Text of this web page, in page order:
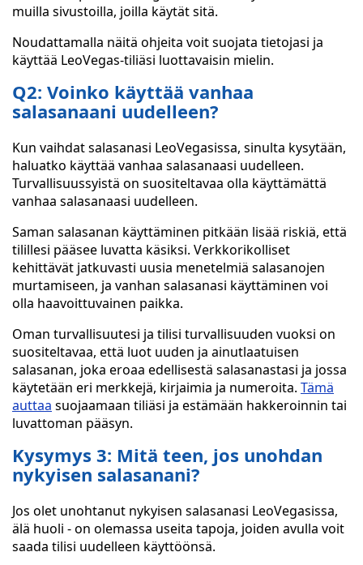
muilla sivustoilla, joilla käytät sitä.
Noudattamalla näitä ohjeita voit suojata tietojasi ja
käyttää LeoVegas-tiliäsi luottavaisin mielin.
Q2: Voinko käyttää vanhaa
salasanaani uudelleen?
Kun vaihdat salasanasi LeoVegasissa, sinulta kysytään,
haluatko käyttää vanhaa salasanaasi uudelleen.
Turvallisuussyistä on suositeltavaa olla käyttämättä
vanhaa salasanaasi uudelleen.
Saman salasanan käyttäminen pitkään lisää riskiä, että
tilillesi pääsee luvatta käsiksi. Verkkorikolliset
kehittävät jatkuvasti uusia menetelmiä salasanojen
murtamiseen, ja vanhan salasanasi käyttäminen voi
olla haavoittuvainen paikka.
Oman turvallisuutesi ja tilisi turvallisuuden vuoksi on
suositeltavaa, että luot uuden ja ainutlaatuisen
salasanan, joka eroaa edellisestä salasanastasi ja jossa
käytetään eri merkkejä, kirjaimia ja numeroita. Tämä
auttaa suojaamaan tiliäsi ja estämään hakkeroinnin tai
luvattoman pääsyn.
Kysymys 3: Mitä teen, jos unohdan
nykyisen salasanani?
Jos olet unohtanut nykyisen salasanasi LeoVegasissa,
älä huoli - on olemassa useita tapoja, joiden avulla voit
saada tilisi uudelleen käyttöönsä.